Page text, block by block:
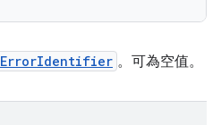
ErrorIdentifier 。可為空值。